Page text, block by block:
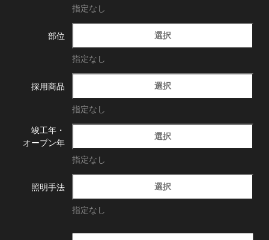
指定なし
部位 選択
指定なし
採用商品 選択
指定なし
竣工年・
オープン年
選択
指定なし
照明手法 選択
指定なし